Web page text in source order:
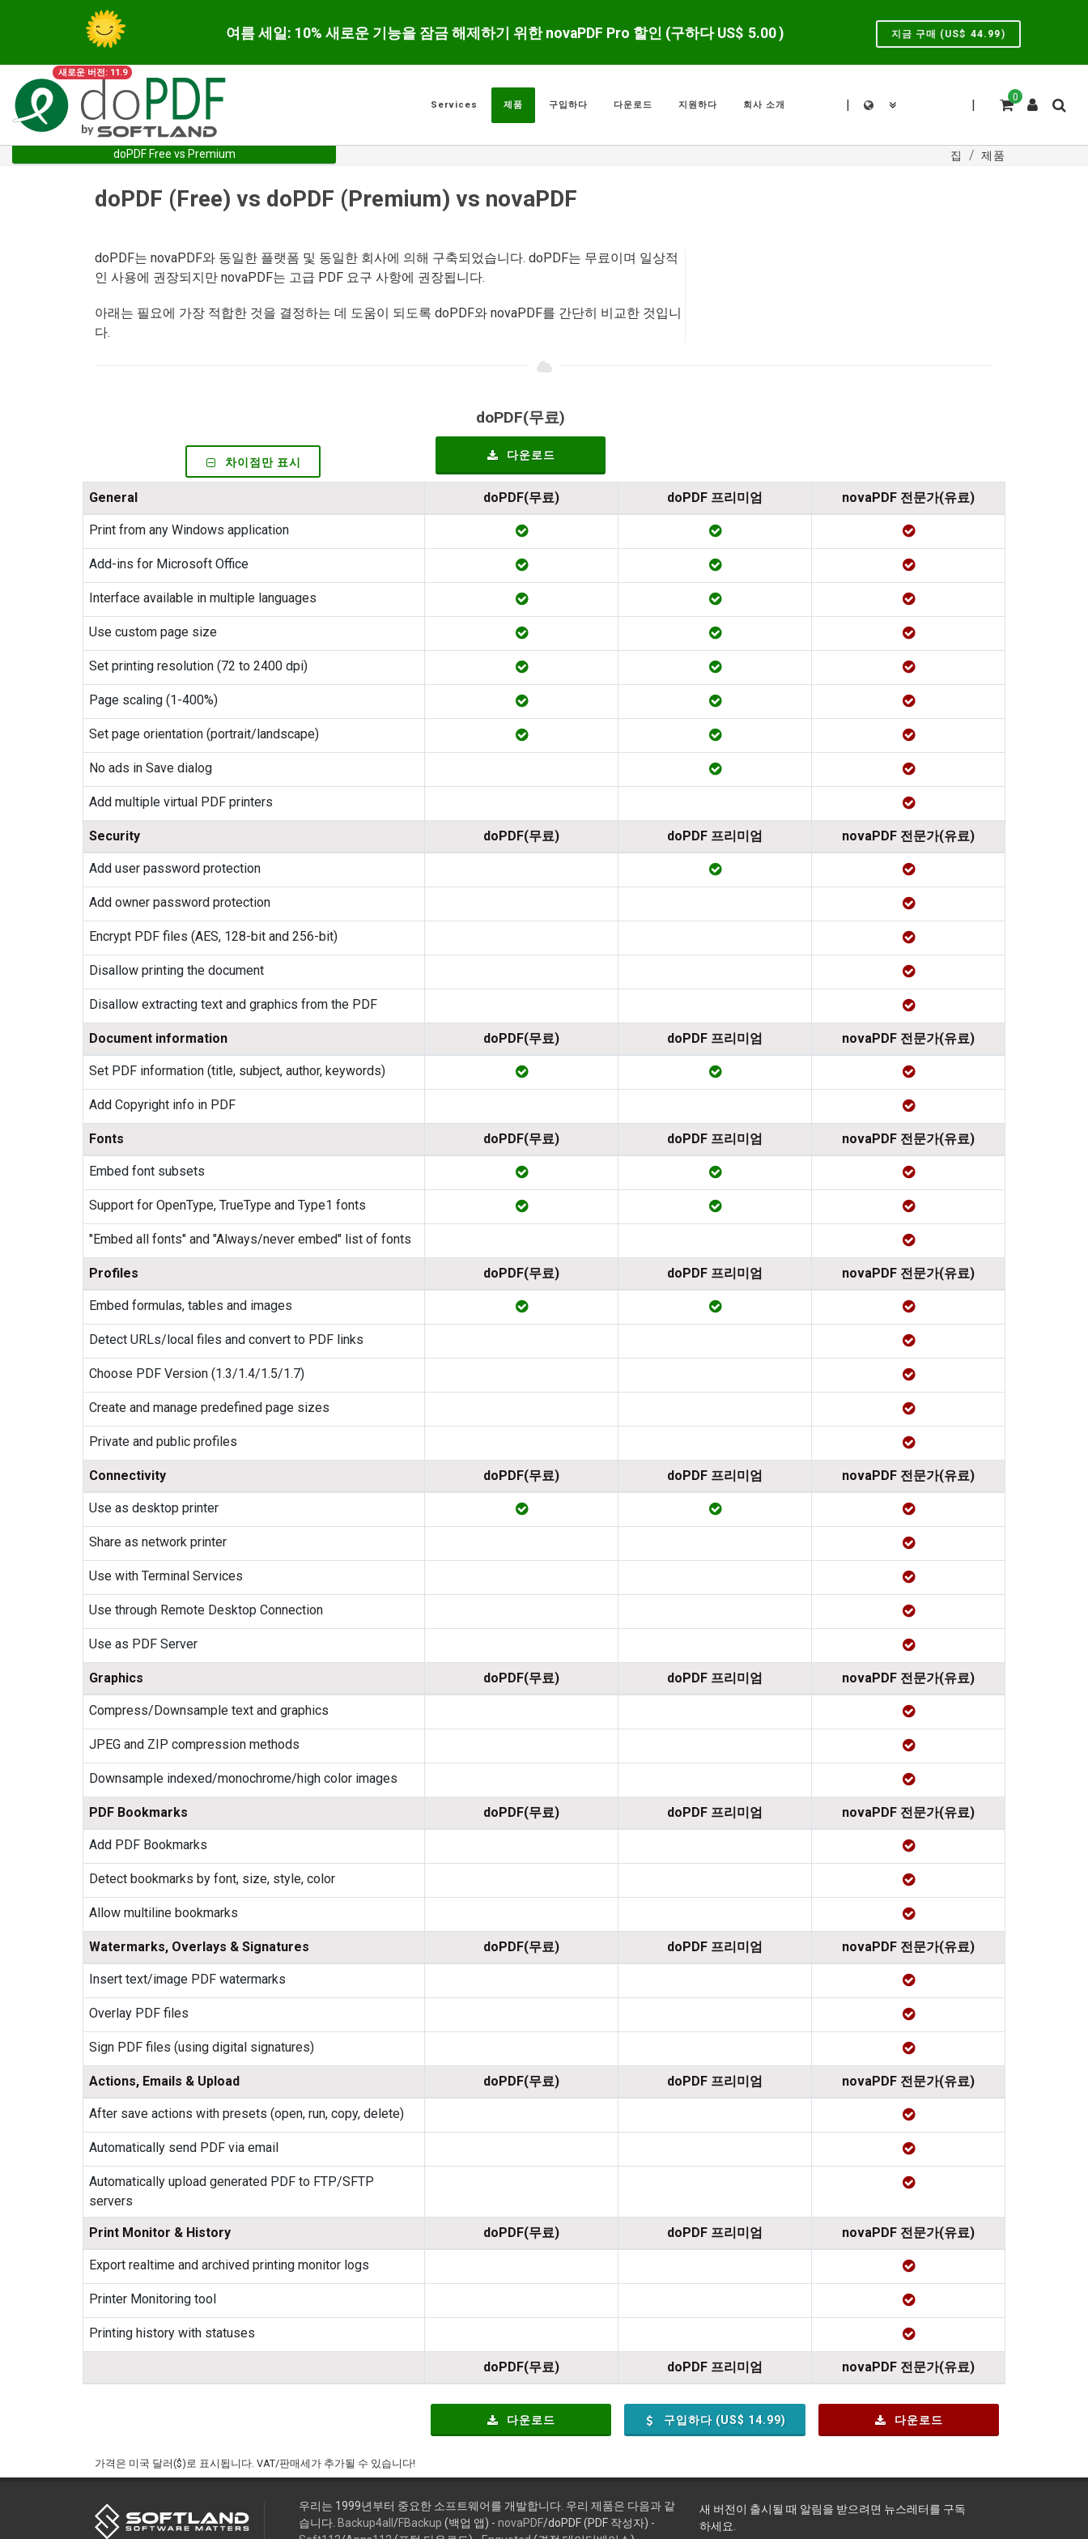
여름 세일: 10% 새로운 기능을 잠금 해제하기 위한 novaPDF Pro 할인 (구하다 US$ 5.00 ) 지금 구매 (US$ 44.99)
새로운 버전: 11.9
0
|
|
Services 제품 구입하다 다운로드 지원하다 회사 소개
doPDF Free vs Premium 집 제품
doPDF (Free) vs doPDF (Premium) vs novaPDF
doPDF는 novaPDF와 동일한 플랫폼 및 동일한 회사에 의해 구축되었습니다. doPDF는 무료이며 일상적
인 사용에 권장되지만 novaPDF는 고급 PDF 요구 사항에 권장됩니다.
아래는 필요에 가장 적합한 것을 결정하는 데 도움이 되도록 doPDF와 novaPDF를 간단히 비교한 것입니
다.
차이점만 표시
doPDF(무료)
다운로드
General doPDF(무료) doPDF 프리미엄 novaPDF 전문가(유료)
Print from any Windows application
Add-ins for Microsoft Office
Interface available in multiple languages
Use custom page size
Set printing resolution (72 to 2400 dpi)
Page scaling (1-400%)
Set page orientation (portrait/landscape)
No ads in Save dialog
Add multiple virtual PDF printers
Security doPDF(무료) doPDF 프리미엄 novaPDF 전문가(유료)
Add user password protection
Add owner password protection
Encrypt PDF files (AES, 128-bit and 256-bit)
Disallow printing the document
Disallow extracting text and graphics from the PDF
Document information doPDF(무료) doPDF 프리미엄 novaPDF 전문가(유료)
Set PDF information (title, subject, author, keywords)
Add Copyright info in PDF
Fonts doPDF(무료) doPDF 프리미엄 novaPDF 전문가(유료)
Embed font subsets
Support for OpenType, TrueType and Type1 fonts
"Embed all fonts" and "Always/never embed" list of fonts
Profiles doPDF(무료) doPDF 프리미엄 novaPDF 전문가(유료)
Embed formulas, tables and images
Detect URLs/local files and convert to PDF links
Choose PDF Version (1.3/1.4/1.5/1.7)
Create and manage predefined page sizes
Private and public profiles
Connectivity doPDF(무료) doPDF 프리미엄 novaPDF 전문가(유료)
Use as desktop printer
Share as network printer
Use with Terminal Services
Use through Remote Desktop Connection
Use as PDF Server
Graphics doPDF(무료) doPDF 프리미엄 novaPDF 전문가(유료)
Compress/Downsample text and graphics
JPEG and ZIP compression methods
Downsample indexed/monochrome/high color images
PDF Bookmarks doPDF(무료) doPDF 프리미엄 novaPDF 전문가(유료)
Add PDF Bookmarks
Detect bookmarks by font, size, style, color
Allow multiline bookmarks
Watermarks, Overlays & Signatures doPDF(무료) doPDF 프리미엄 novaPDF 전문가(유료)
Insert text/image PDF watermarks
Overlay PDF files
Sign PDF files (using digital signatures)
Actions, Emails & Upload doPDF(무료) doPDF 프리미엄 novaPDF 전문가(유료)
After save actions with presets (open, run, copy, delete)
Automatically send PDF via email
Automatically upload generated PDF to FTP/SFTP
servers
Print Monitor & History doPDF(무료) doPDF 프리미엄 novaPDF 전문가(유료)
Export realtime and archived printing monitor logs
Printer Monitoring tool
Printing history with statuses
doPDF(무료) doPDF 프리미엄 novaPDF 전문가(유료)
다운로드 구입하다 (US$ 14.99) 다운로드
가격은 미국 달러($)로 표시됩니다. VAT/판매세가 추가될 수 있습니다!
우리는 1999년부터 중요한 소프트웨어를 개발합니다. 우리 제품은 다음과 같
습니다. Backup4all /FBackup (백업 앱) - novaPDF/doPDF (PDF 작성자) -
새 버전이 출시될 때 알림을 받으려면 뉴스레터를 구독
하세요.